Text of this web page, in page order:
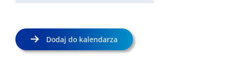
Dodaj do kalendarza